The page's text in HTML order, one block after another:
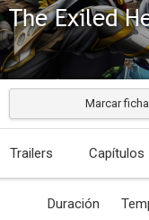
Marcar ficha
Trailers Capítulos
Duración